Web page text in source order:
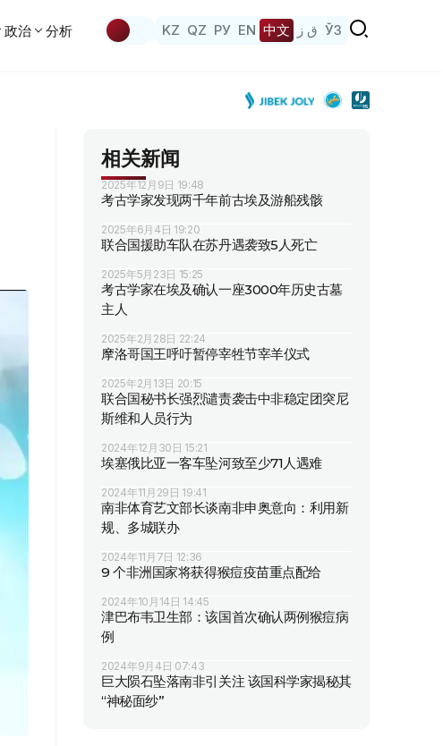
政治 分析 KZ QZ РУ EN 中文 ق ز ЎЗ
相关新闻
2025年12月9日 19:48
考古学家发现两千年前古埃及游船残骸
2025年6月4日 19:20
联合国援助车队在苏丹遇袭致5人死亡
2025年5月23日 15:25
考古学家在埃及确认一座3000年历史古墓
主人
2025年2月28日 22:24
摩洛哥国王呼吁暂停宰牲节宰羊仪式
2025年2月13日 20:15
联合国秘书长强烈谴责袭击中非稳定团突尼
斯维和人员行为
2024年12月30日 15:21
埃塞俄比亚一客车坠河致至少71人遇难
2024年11月29日 19:41
南非体育艺文部长谈南非申奥意向：利用新
规、多城联办
2024年11月7日 12:36
9 个非洲国家将获得猴痘疫苗重点配给
2024年10月14日 14:45
津巴布韦卫生部：该国首次确认两例猴痘病
例
2024年9月4日 07:43
巨大陨石坠落南非引关注 该国科学家揭秘其
“神秘面纱”